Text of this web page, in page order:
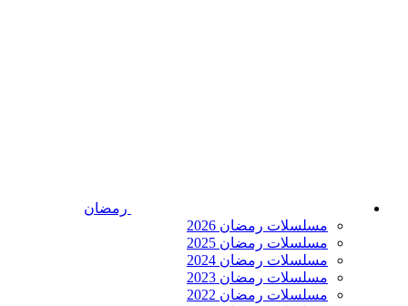
رمضان
مسلسلات رمضان 2026
مسلسلات رمضان 2025
مسلسلات رمضان 2024
مسلسلات رمضان 2023
مسلسلات رمضان 2022